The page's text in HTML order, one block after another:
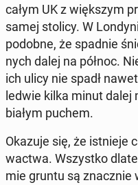
całym UK z więk­szym
samej stolicy. W
po­dob­ne, że spadnie
nych dalej na północ.
ich ulicy nie spadł
le­d­wie kilka minut
białym puchem.
Okazuje się, że ist­nie­je
wac­twa. Wszyst­ko
mie gruntu są znacz­nie